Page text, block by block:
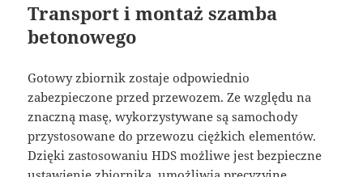
Transport i montaż szamba
betonowego
Gotowy zbiornik zostaje odpowiednio
zabezpieczone przed przewozem. Ze względu na
znaczną masę, wykorzystywane są samochody
przystosowane do przewozu ciężkich elementów.
Dzięki zastosowaniu HDS możliwe jest bezpieczne